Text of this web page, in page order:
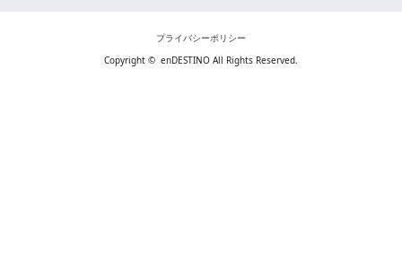
プライバシーポリシー
Copyright © enDESTINO All Rights Reserved.